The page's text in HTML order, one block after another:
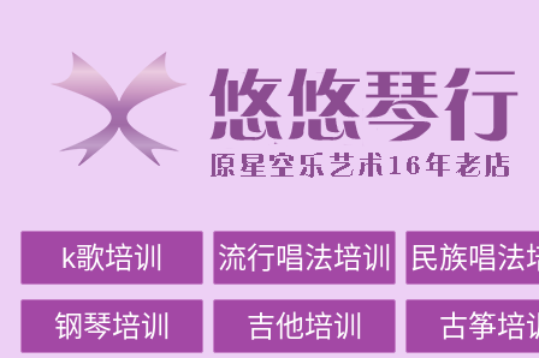
k歌培训 流行唱法培训 民族唱法
钢琴培训 吉他培训 古筝培